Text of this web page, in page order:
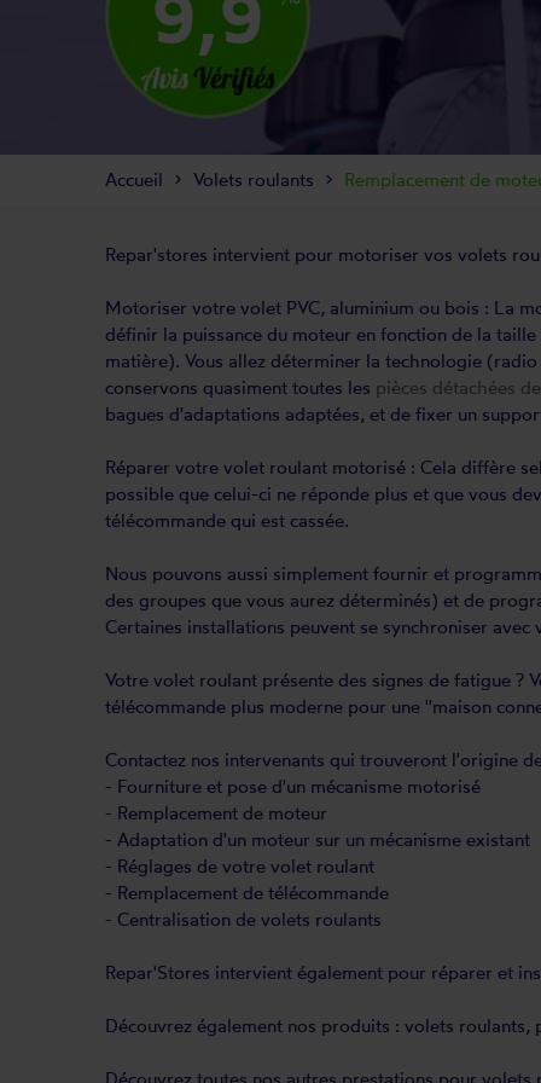
Repar'stores intervient pour motoriser vos volets
Motoriser votre volet PVC, aluminium ou bois : La
définir la puissance du moteur en fonction de la
matière). Vous allez déterminer la technologie
conservons quasiment toutes les pièces détachées
bagues d'adaptations adaptées, et de fixer un
Réparer votre volet roulant motorisé : Cela diffère
possible que celui-ci ne réponde plus et que vous
télécommande qui est cassée.
Nous pouvons aussi simplement fournir et
des groupes que vous aurez déterminés) et de
Certaines installations peuvent se synchroniser
Votre volet roulant présente des signes de fatigue ?
télécommande plus moderne pour une ''maison
Contactez nos intervenants qui trouveront l'origine
- Fourniture et pose d'un mécanisme motorisé
- Remplacement de moteur
- Adaptation d'un moteur sur un mécanisme existant
- Réglages de votre volet roulant
- Remplacement de télécommande
- Centralisation de volets roulants
Repar'Stores intervient également pour réparer et
Découvrez également nos produits : volets roulants,
Accueil Volets roulants Remplacement de